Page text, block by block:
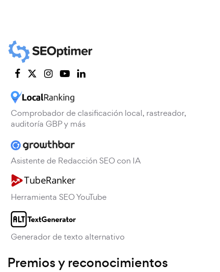
Comprobador de clasificación local, rastreador,
auditoría GBP y más
Asistente de Redacción SEO con IA
Herramienta SEO YouTube
Generador de texto alternativo
Premios y reconocimientos